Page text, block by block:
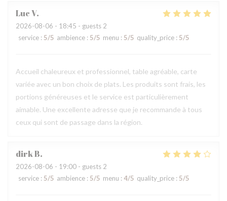
LucV
2026-08-06 - 18:45 - guests 2
service : 5/5 ambience : 5/5 menu : 5/5 quality_price : 5/5
Accueil chaleureux et professionnel, table agréable, carte
variée avec un bon choix de plats. Les produits sont frais, les
portions généreuses et le service est particulièrement
aimable. Une excellente adresse que je recommande à tous
ceux qui sont de passage dans la région.
dirkB
2026-08-06 - 19:00 - guests 2
service : 5/5 ambience : 5/5 menu : 4/5 quality_price : 5/5